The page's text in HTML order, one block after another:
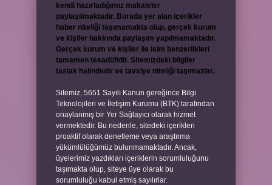
kendi hazırladığımız makaleler
paylaşılmaktadır. Burada yer alan içerikler
haber niteliği taşımamakta olup, gerçek kurum
ve kişiler hakkında paylaşım yapılmamaktadır.
Gerçek kurum ve kişiler ile isim benzerlikleri
tamamen tesadüfidir. Sitemizdeki bilgiler
taslak halindedir ve tavsiye niteliği taşımazlar.
Sitemiz, 5651 Sayılı Kanun gereğince Bilgi
Teknolojileri ve İletişim Kurumu (BTK) tarafından
onaylanmış bir Yer Sağlayıcı olarak hizmet
vermektedir. Bu nedenle, sitedeki içerikleri
proaktif olarak denetleme veya araştırma
yükümlülüğümüz bulunmamaktadır. Ancak,
üyelerimiz yazdıkları içeriklerin sorumluluğunu
taşımakta olup, siteye üye olarak bu
sorumluluğu kabul etmiş sayılırlar.